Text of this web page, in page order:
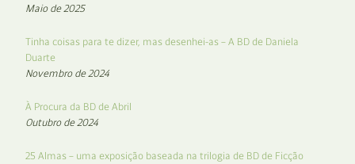
Maio de 2025
Tinha coisas para te dizer, mas desenhei-as – A BD de Daniela
Duarte
Novembro de 2024
À Procura da BD de Abril
Outubro de 2024
25 Almas – uma exposição baseada na trilogia de BD de Ficção